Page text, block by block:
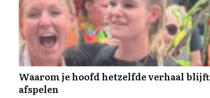
Waarom je hoofd hetzelfde verhaal blijft
afspelen